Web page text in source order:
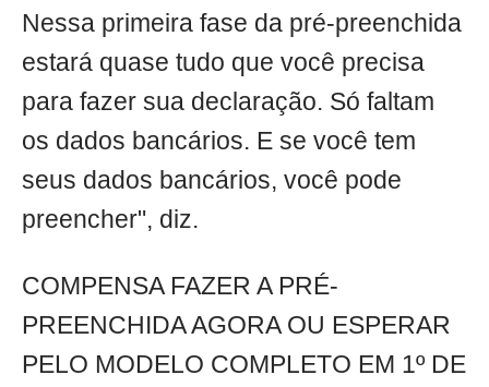
Nessa primeira fase da pré-preenchida
estará quase tudo que você precisa
para fazer sua declaração. Só faltam
os dados bancários. E se você tem
seus dados bancários, você pode
preencher", diz.
COMPENSA FAZER A PRÉ-
PREENCHIDA AGORA OU ESPERAR
PELO MODELO COMPLETO EM 1º DE